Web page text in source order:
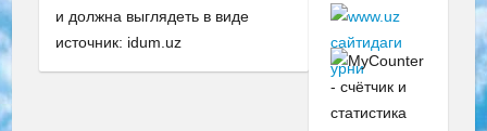
и должна выглядеть в виде
источник: idum.uz